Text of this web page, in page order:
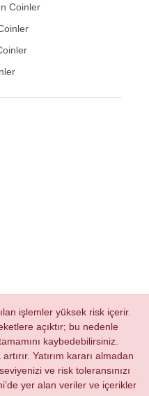
Coinler
işlemler yüksek risk içerir.
açıktır; bu nedenle
kaybedebilirsiniz.
Yatırım kararı almadan
ve risk toleransınızı
yer alan veriler ve içerikler